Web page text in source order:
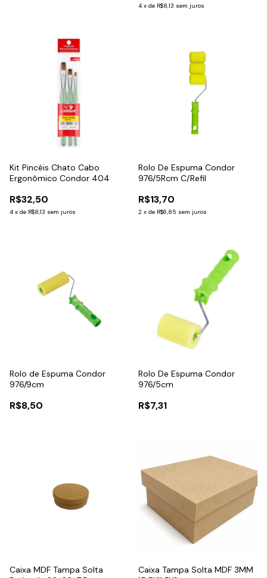
4 x de R$8,13 sem juros
Kit Pincéis Chato Cabo
Ergonômico Condor 404
R$32,50
4 x de R$8,13 sem juros
Rolo De Espuma Condor
976/5Rcm C/Refil
R$13,70
2 x de R$6,85 sem juros
Rolo de Espuma Condor
976/9cm
R$8,50
Rolo De Espuma Condor
976/5cm
R$7,31
Caixa MDF Tampa Solta
Caixa Tampa Solta MDF 3MM